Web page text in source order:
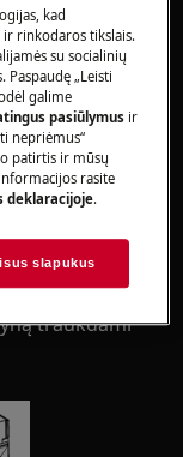
ar
lentynos.
dešinėje ir
traukdami
kad
rinkodaros tikslais.
su socialinių
„Leisti
galime
pasiūlymus ir
nepriėmus“
patirtis ir mūsų
rasite
deklaracijoje.
slapukus